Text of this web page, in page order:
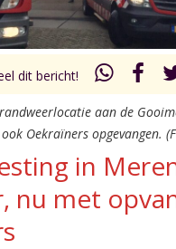
dit bericht!
aan de
Oekraïners opgevangen.
in
nu met